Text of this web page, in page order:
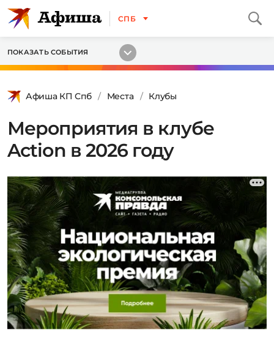
СПБ
ПОКАЗАТЬ СОБЫТИЯ
Афиша КП Спб Места Клубы
Мероприятия в клубе
Action в 2026 году